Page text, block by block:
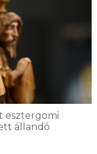
esztergomi
állandó